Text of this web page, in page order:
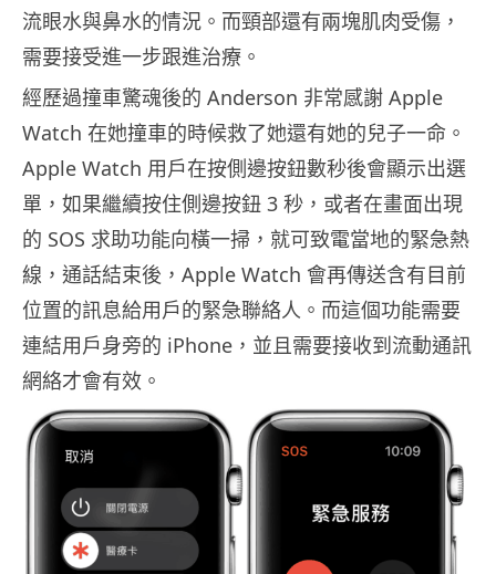
流眼水與鼻水的情況。而頸部還有兩塊肌肉受傷，
需要接受進一步跟進治療。
經歷過撞車驚魂後的 Anderson 非常感謝 Apple
Watch 在她撞車的時候救了她還有她的兒子一命。
Apple Watch 用戶在按側邊按鈕數秒後會顯示出選
單，如果繼續按住側邊按鈕 3 秒，或者在畫面出現
的 SOS 求助功能向橫一掃，就可致電當地的緊急熱
線，通話結束後，Apple Watch 會再傳送含有目前
位置的訊息給用戶的緊急聯絡人。而這個功能需要
連結用戶身旁的 iPhone，並且需要接收到流動通訊
網絡才會有效。